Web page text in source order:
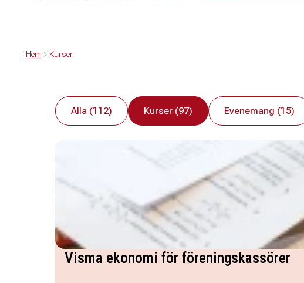
Hem Kurser
Alla (112) Kurser (97) Evenemang (15)
Visma ekonomi för föreningskassörer